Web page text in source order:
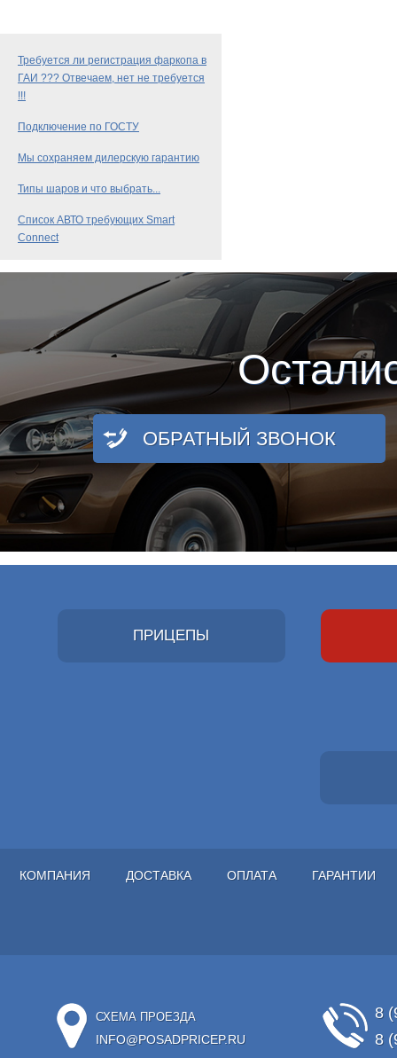
Требуется ли регистрация фаркопа в
ГАИ ??? Отвечаем, нет не требуется
!!!
Подключение по ГОСТУ
Мы сохраняем дилерскую гарантию
Типы шаров и что выбрать...
Список АВТО требующих Smart
Connect
ОБРАТНЫЙ ЗВОНОК
ПРИЦЕПЫ
КОМПАНИЯ ДОСТАВКА ОПЛАТА ГАРАНТИИ
СХЕМА ПРОЕЗДА
INFO@POSADPRICEP.RU
8
8